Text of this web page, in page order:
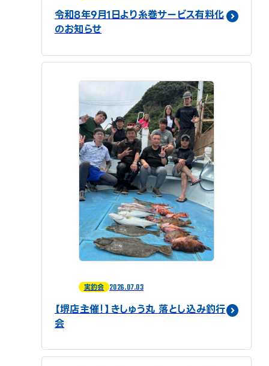
令和8年9月1日より糸巻サービス有料化
のお知らせ
実釣会 2026.07.03
【堺店主催！】きしゅう丸 落とし込み釣行
会